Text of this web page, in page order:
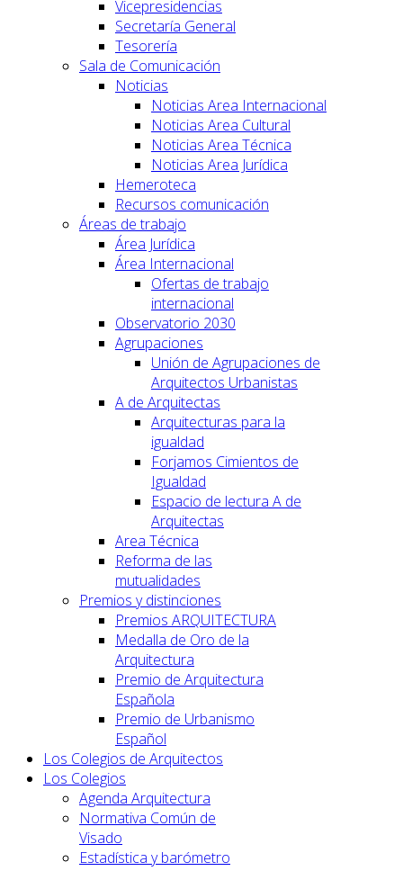
Vicepresidencias
Secretaría General
Tesorería
Sala de Comunicación
Noticias
Noticias Area Internacional
Noticias Area Cultural
Noticias Area Técnica
Noticias Area Jurídica
Hemeroteca
Recursos comunicación
Áreas de trabajo
Área Jurídica
Área Internacional
Ofertas de trabajo
internacional
Observatorio 2030
Agrupaciones
Unión de Agrupaciones de
Arquitectos Urbanistas
A de Arquitectas
Arquitecturas para la
igualdad
Forjamos Cimientos de
Igualdad
Espacio de lectura A de
Arquitectas
Area Técnica
Reforma de las
mutualidades
Premios y distinciones
Premios ARQUITECTURA
Medalla de Oro de la
Arquitectura
Premio de Arquitectura
Española
Premio de Urbanismo
Español
Los Colegios de Arquitectos
Los Colegios
Agenda Arquitectura
Normativa Común de
Visado
Estadística y barómetro